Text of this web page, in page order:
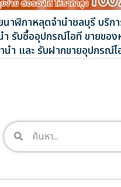
นาฬิกาหลุดจำนำชลบุรี บริก
ำ รับซื้ออุปกรณ์ไอที ขายขอ
นำ และ รับฝากขายอุปกรณ์ไ